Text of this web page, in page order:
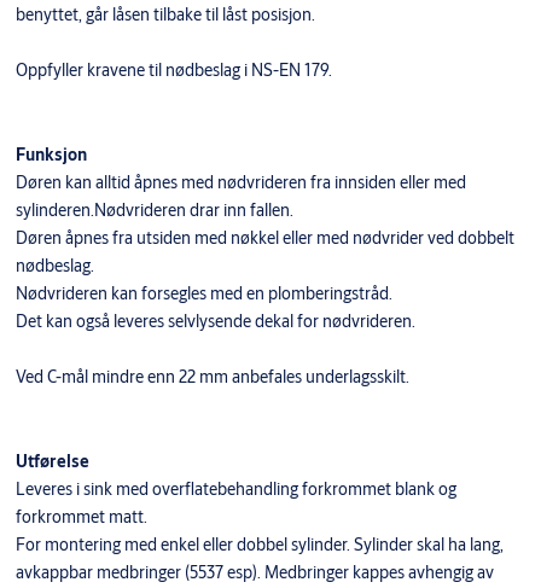
benyttet, går låsen tilbake til låst posisjon.
Oppfyller kravene til nødbeslag i NS-EN 179.
Funksjon
Døren kan alltid åpnes med nødvrideren fra innsiden eller med
sylinderen.Nødvrideren drar inn fallen.
Døren åpnes fra utsiden med nøkkel eller med nødvrider ved dobbelt
nødbeslag.
Nødvrideren kan forsegles med en plomberingstråd.
Det kan også leveres selvlysende dekal for nødvrideren.
Ved C-mål mindre enn 22 mm anbefales underlagsskilt.
Utførelse
Leveres i sink med overflatebehandling forkrommet blank og
forkrommet matt.
For montering med enkel eller dobbel sylinder. Sylinder skal ha lang,
avkappbar medbringer (5537 esp). Medbringer kappes avhengig av